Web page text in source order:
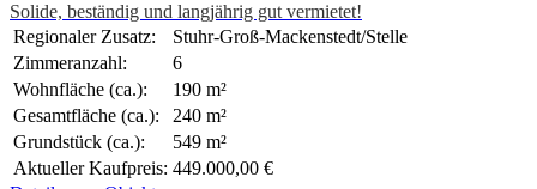
Solide, beständig und langjährig gut vermietet!
Regionaler Zusatz:
Stuhr-Groß-Mackenstedt/Stelle
Zimmeranzahl:
6
Wohnfläche (ca.):
190 m²
Gesamtfläche (ca.):
240 m²
Grundstück (ca.):
549 m²
Aktueller Kaufpreis: 449.000,00 €